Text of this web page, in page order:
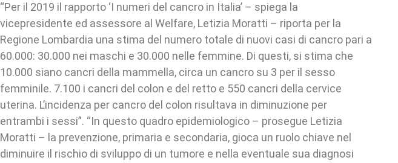
“Per il 2019 il rapporto ‘I numeri del cancro in Italia’ – spiega la
vicepresidente ed assessore al Welfare, Letizia Moratti – riporta per la
Regione Lombardia una stima del numero totale di nuovi casi di cancro pari a
60.000: 30.000 nei maschi e 30.000 nelle femmine. Di questi, si stima che
10.000 siano cancri della mammella, circa un cancro su 3 per il sesso
femminile. 7.100 i cancri del colon e del retto e 550 cancri della cervice
uterina. L’incidenza per cancro del colon risultava in diminuzione per
entrambi i sessi”. “In questo quadro epidemiologico – prosegue Letizia
Moratti – la prevenzione, primaria e secondaria, gioca un ruolo chiave nel
diminuire il rischio di sviluppo di un tumore e nella eventuale sua diagnosi